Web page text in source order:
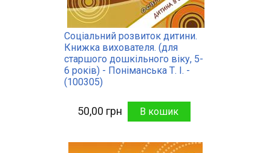
Соціальний розвиток дитини.
Книжка вихователя. (для
старшого дошкільного віку, 5-
6 років) - Поніманська Т. І. -
(100305)
50,00 грн